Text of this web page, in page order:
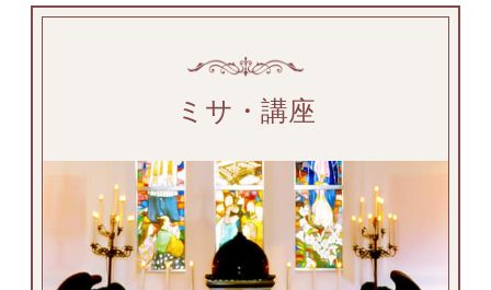
ミサ・講座